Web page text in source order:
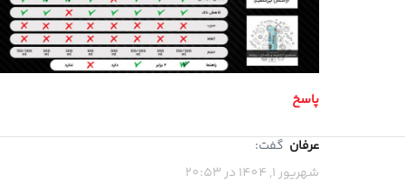
پاسخ
عرفان گفت:
شهریور 1, 1404 در 20:53